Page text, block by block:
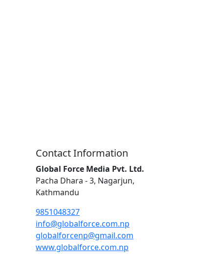
Contact Information
Global Force Media Pvt. Ltd.
Pacha Dhara - 3, Nagarjun,
Kathmandu
9851048327
info@globalforce.com.np
globalforcenp@gmail.com
www.globalforce.com.np